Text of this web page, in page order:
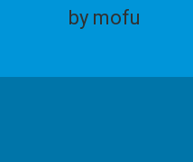
by mofu